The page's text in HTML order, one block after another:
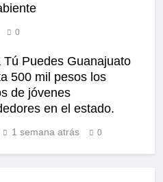
0
Tú Puedes Guanajuato
500 mil pesos los
de jóvenes
en el estado.
1 semana atrás 0